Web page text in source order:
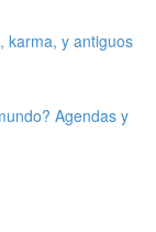
karma, y antiguos
Agendas y